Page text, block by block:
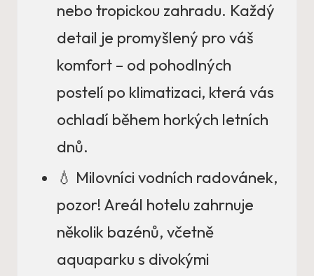
nebo tropickou zahradu. Každý
detail je promyšlený pro váš
komfort – od pohodlných
postelí po klimatizaci, která vás
ochladí během horkých letních
dnů.
💧 Milovníci vodních radovánek,
pozor! Areál hotelu zahrnuje
několik bazénů, včetně
aquaparku s divokými